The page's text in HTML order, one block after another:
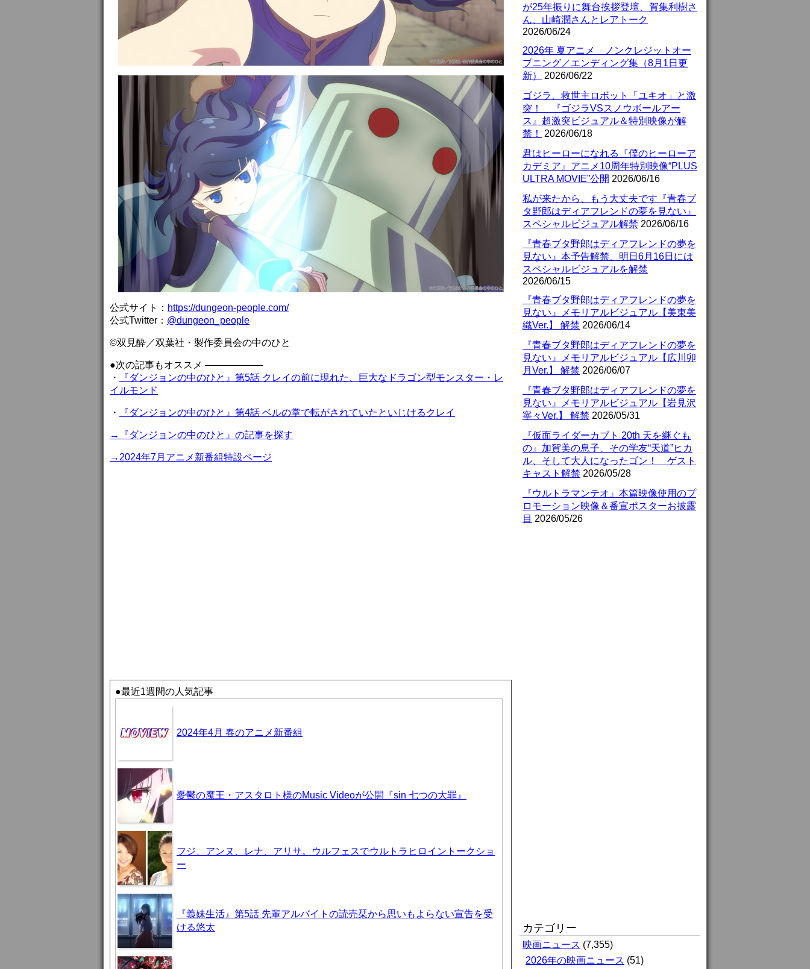
公式サイト： https://dungeon-people.com/
公式Twitter： @dungeon_people
©双見酔／双葉社・製作委員会の中のひと
●次の記事もオススメ ——————
・
『ダンジョンの中のひと』第5話 クレイの前に現れた、巨大なドラゴン型モンスター・レ
イルモンド
・ 『ダンジョンの中のひと』第4話 ベルの掌で転がされていたといじけるクレイ
→『ダンジョンの中のひと』の記事を探す
→2024年7月アニメ新番組特設ページ
●最近1週間の人気記事
2024年4月 春のアニメ新番組
憂鬱の魔王・アスタロト様のMusic Videoが公開『sin 七つの大罪』
フジ、アンヌ、レナ、アリサ。ウルフェスでウルトラヒロイントークショ
ー
『義妹生活』第5話 先輩アルバイトの読売栞から思いもよらない宣告を受
ける悠太
が25年振りに舞台挨拶登壇、賀集利樹さ
ん、山崎潤さんとレアトーク
2026/06/24
2026年 夏アニメ ノンクレジットオー
プニング／エンディング集（8月1日更
新）
2026/06/22
ゴジラ、救世主ロボット「ユキオ」と激
突！ 『ゴジラVSスノウボールアー
ス』超激突ビジュアル＆特別映像が解
禁！
2026/06/18
君はヒーローになれる『僕のヒーローア
カデミア』アニメ10周年特別映像“PLUS
ULTRA MOVIE”公開 2026/06/16
私が来たから、もう大丈夫です『青春ブ
タ野郎はディアフレンドの夢を見ない』
スペシャルビジュアル解禁 2026/06/16
『青春ブタ野郎はディアフレンドの夢を
見ない』本予告解禁、明日6月16日には
スペシャルビジュアルを解禁
2026/06/15
『青春ブタ野郎はディアフレンドの夢を
見ない』メモリアルビジュアル【美東美
織Ver.】 解禁 2026/06/14
『青春ブタ野郎はディアフレンドの夢を
見ない』メモリアルビジュアル【広川卯
月Ver.】 解禁 2026/06/07
『青春ブタ野郎はディアフレンドの夢を
見ない』メモリアルビジュアル【岩見沢
寧々Ver.】 解禁 2026/05/31
『仮面ライダーカブト 20th 天を継ぐも
の』加賀美の息子、その学友“天道”ヒカ
ル、そして大人になったゴン！ ゲスト
キャスト解禁 2026/05/28
『ウルトラマンテオ』本篇映像使用のプ
ロモーション映像＆番宣ポスターお披露
目 2026/05/26
カテゴリー
映画ニュース (7,355)
2026年の映画ニュース (51)